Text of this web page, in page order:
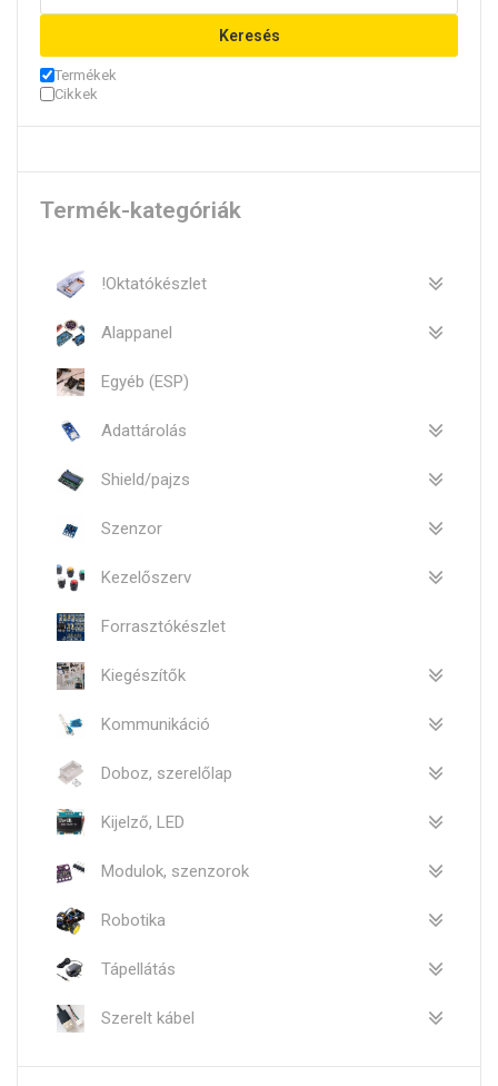
Keresés
Termékek
Cikkek
Termék-kategóriák
!Oktatókészlet
Alappanel
Egyéb (ESP)
Adattárolás
Shield/pajzs
Szenzor
Kezelőszerv
Forrasztókészlet
Kiegészítők
Kommunikáció
Doboz, szerelőlap
Kijelző, LED
Modulok, szenzorok
Robotika
Tápellátás
Szerelt kábel